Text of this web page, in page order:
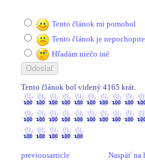
Tento článok mi pomohol
Tento článok je
Hľadám niečo iné
Tento článok bol videný 4165 krát.
previousarticle Naspäť na